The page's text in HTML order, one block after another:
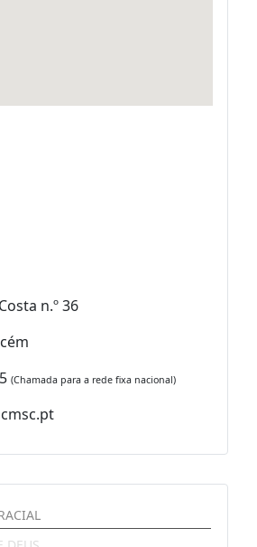
n.º 36
(Chamada para a rede fixa nacional)